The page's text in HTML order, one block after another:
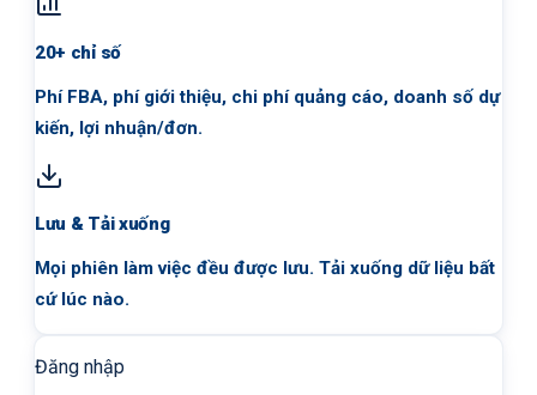
20+ chỉ số
Phí FBA, phí giới thiệu, chi phí quảng cáo, doanh số dự
kiến, lợi nhuận/đơn.
Lưu & Tải xuống
Mọi phiên làm việc đều được lưu. Tải xuống dữ liệu bất
cứ lúc nào.
Đăng nhập